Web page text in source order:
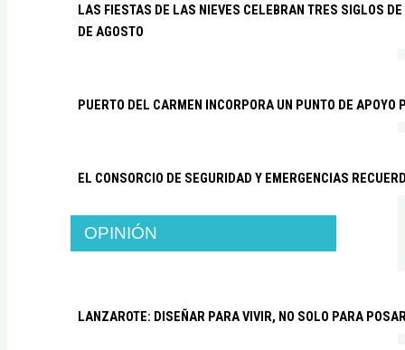
LAS FIESTAS DE LAS NIEVES CELEBRAN TRES SIGLOS
DE AGOSTO
PUERTO DEL CARMEN INCORPORA UN PUNTO DE
EL CONSORCIO DE SEGURIDAD Y EMERGENCIAS
OPINIÓN
LANZAROTE: DISEÑAR PARA VIVIR, NO SOLO PARA